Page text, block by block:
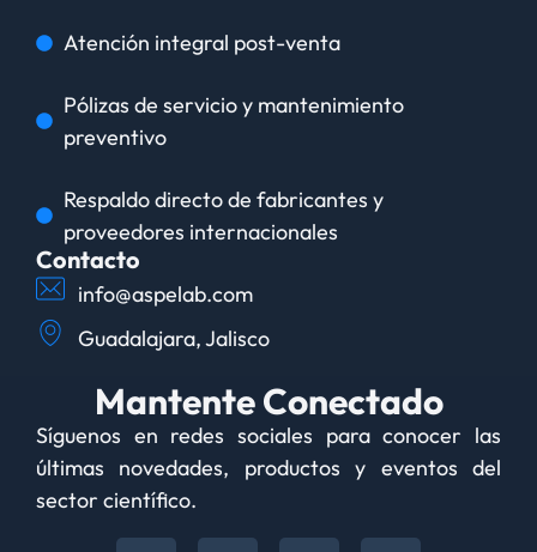
Atención integral post-venta
Pólizas de servicio y mantenimiento
preventivo
Respaldo directo de fabricantes y
proveedores internacionales
Contacto
info@aspelab.com
Guadalajara, Jalisco
Mantente Conectado
Síguenos en redes sociales para conocer las
últimas novedades, productos y eventos del
sector científico.